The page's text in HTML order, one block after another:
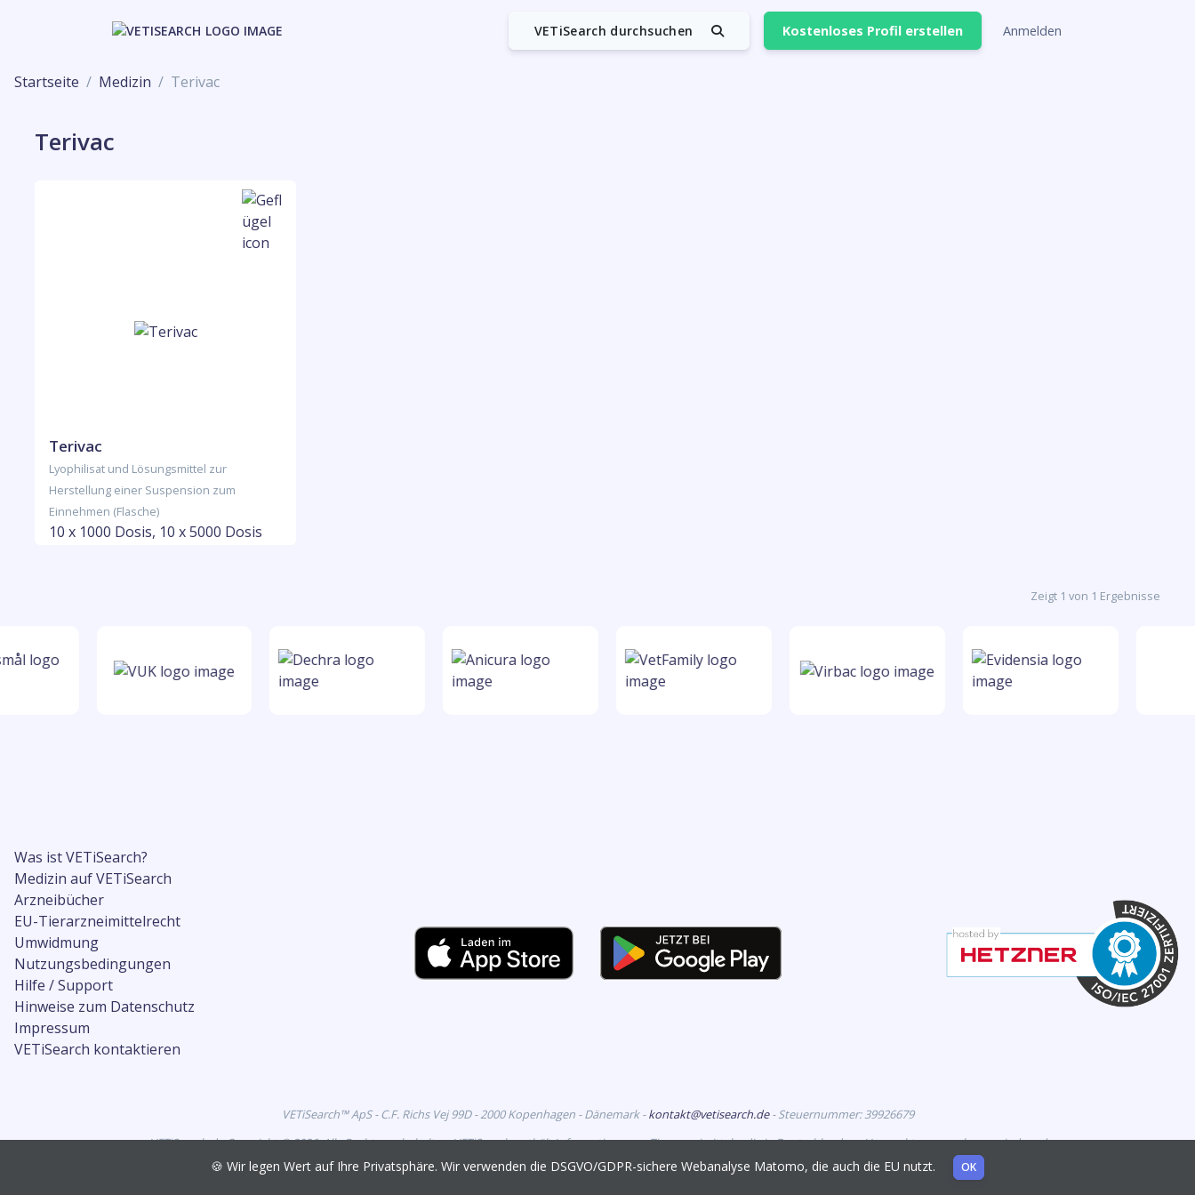
VETiSearch durchsuchen Kostenloses Profil erstellen Anmelden
Startseite Medizin Terivac
Terivac
Terivac
Lyophilisat und Lösungsmittel zur
Herstellung einer Suspension zum
Einnehmen (Flasche)
10 x 1000 Dosis, 10 x 5000 Dosis
Zeigt 1 von 1 Ergebnisse
Was ist VETiSearch?
Medizin auf VETiSearch
Arzneibücher
EU-Tierarzneimittelrecht
Umwidmung
Nutzungsbedingungen
Hilfe / Support
Hinweise zum Datenschutz
Impressum
VETiSearch kontaktieren
VETiSearch™ ApS - C.F. Richs Vej 99D - 2000 Kopenhagen - Dänemark -kontakt@vetisearch.de- Steuernummer: 39926679
VETiSearch.de Copyright © 2026. Alle Rechte vorbehalten. VETiSearch enthält Informationen zu Tierarzneimitteln, die in Deutschland zur Vermarktung zugelassen sind, und
richtet sich an tiermedizinische Fachkreise.
🍪 Wir legen Wert auf Ihre Privatsphäre. Wir verwenden die DSGVO/GDPR-sichere Webanalyse Matomo, die auch die EU nutzt. OK